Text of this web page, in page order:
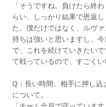
「そうですね。負けたら終
らい、しっかり結果で恩返
た。僕だけではなく、ルヴ
持ちは強いと思いますし、
で、これを続けていきたい
て戦っているので、すごくい
Q：長い時間、相手に押し
について。